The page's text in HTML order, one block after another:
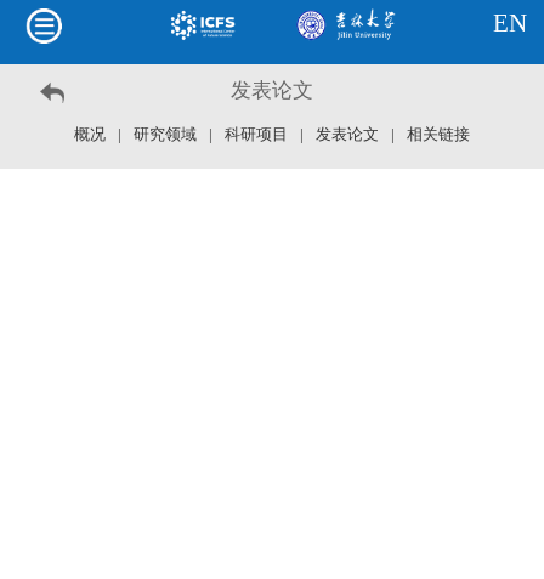
EN
发表论文
概况 研究领域 科研项目 发表论文 相关链接